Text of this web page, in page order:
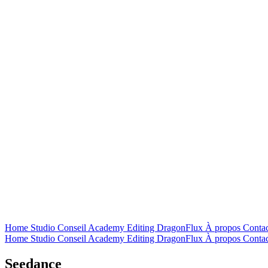
Home Studio Conseil Academy Editing DragonFlux À propos
Home Studio Conseil Academy Editing DragonFlux À propos
Seedance